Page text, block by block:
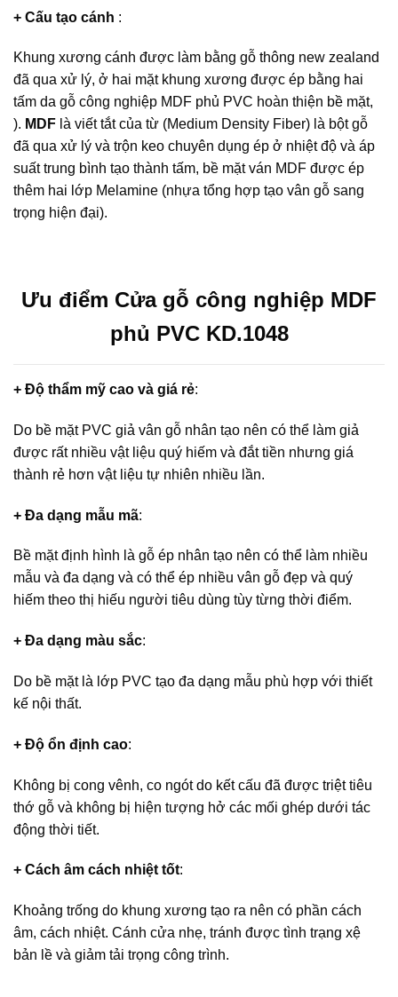
+ Cấu tạo cánh :
Khung xương cánh được làm bằng gỗ thông new zealand
đã qua xử lý, ở hai mặt khung xương được ép bằng hai
tấm da gỗ công nghiệp MDF phủ PVC hoàn thiện bề mặt,
). MDF là viết tắt của từ (Medium Density Fiber) là bột gỗ
đã qua xử lý và trộn keo chuyên dụng ép ở nhiệt độ và áp
suất trung bình tạo thành tấm, bề mặt ván MDF được ép
thêm hai lớp Melamine (nhựa tổng hợp tạo vân gỗ sang
trọng hiện đại).
Ưu điểm Cửa gỗ công nghiệp MDF
phủ PVC KD.1048
+ Độ thẩm mỹ cao và giá rẻ:
Do bề mặt PVC giả vân gỗ nhân tạo nên có thể làm giả
được rất nhiều vật liệu quý hiếm và đắt tiền nhưng giá
thành rẻ hơn vật liệu tự nhiên nhiều lần.
+ Đa dạng mẫu mã:
Bề mặt định hình là gỗ ép nhân tạo nên có thể làm nhiều
mẫu và đa dạng và có thể ép nhiều vân gỗ đẹp và quý
hiếm theo thị hiếu người tiêu dùng tùy từng thời điểm.
+ Đa dạng màu sắc:
Do bề mặt là lớp PVC tạo đa dạng mẫu phù hợp với thiết
kế nội thất.
+ Độ ổn định cao:
Không bị cong vênh, co ngót do kết cấu đã được triệt tiêu
thớ gỗ và không bị hiện tượng hở các mối ghép dưới tác
động thời tiết.
+ Cách âm cách nhiệt tốt:
Khoảng trống do khung xương tạo ra nên có phần cách
âm, cách nhiệt. Cánh cửa nhẹ, tránh được tình trạng xệ
bản lề và giảm tải trọng công trình.